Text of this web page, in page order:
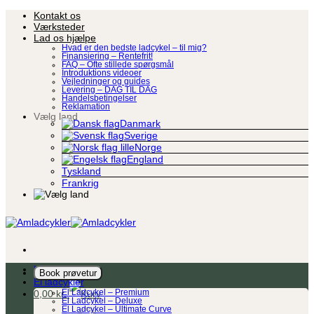
Fortsæt
indhold
Kontakt os
Værksteder
Lad os hjælpe
Hvad er den bedste ladcykel – til mig?
Finansiering – Rentefrit!
FAQ – Ofte stillede spørgsmål
Introduktions videoer
Vejledninger og guides
Levering – DAG TIL DAG
Handelsbetingelser
Reklamation
Vælg land
Danmark
Sverige
Norge
England
Tyskland
Frankrig
Book prøvetur
0,00kr.
Ladcykel
El ladcykler
El Ladcykel – Premium
El Ladcykel – Deluxe
El Ladcykel – Ultimate Curve